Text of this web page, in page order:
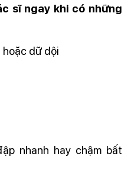
sĩ ngay khi có những
dữ dội
nhanh hay chậm bất